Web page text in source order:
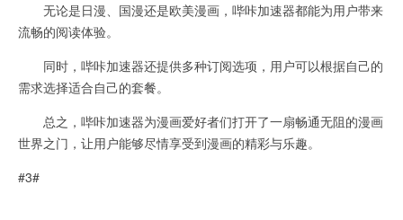
无论是日漫、国漫还是欧美漫画，哔咔加速器都能为用户带来
流畅的阅读体验。
同时，哔咔加速器还提供多种订阅选项，用户可以根据自己的
需求选择适合自己的套餐。
总之，哔咔加速器为漫画爱好者们打开了一扇畅通无阻的漫画
世界之门，让用户能够尽情享受到漫画的精彩与乐趣。
#3#